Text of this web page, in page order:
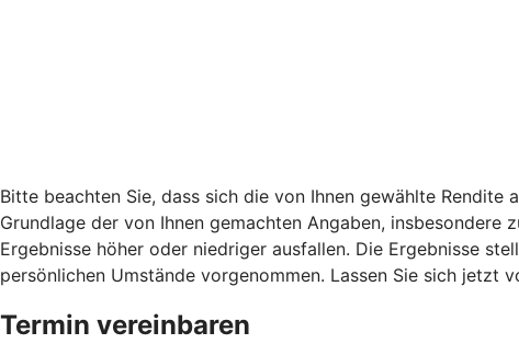
Bitte beachten Sie, dass sich die von Ihnen gewählte
Grundlage der von Ihnen gemachten Angaben,
Ergebnisse höher oder niedriger ausfallen. Die Ergebnisse
persönlichen Umstände vorgenommen. Lassen Sie sich jetzt
Termin vereinbaren